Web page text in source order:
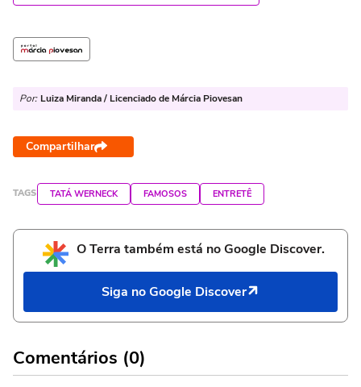
Por: Luiza Miranda / Licenciado de Márcia Piovesan
Compartilhar
TAGS TATÁ WERNECK FAMOSOS ENTRETÊ
O Terra também está no Google Discover.
Siga no Google Discover
Comentários (0)